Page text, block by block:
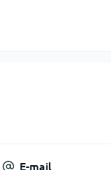
E-mail